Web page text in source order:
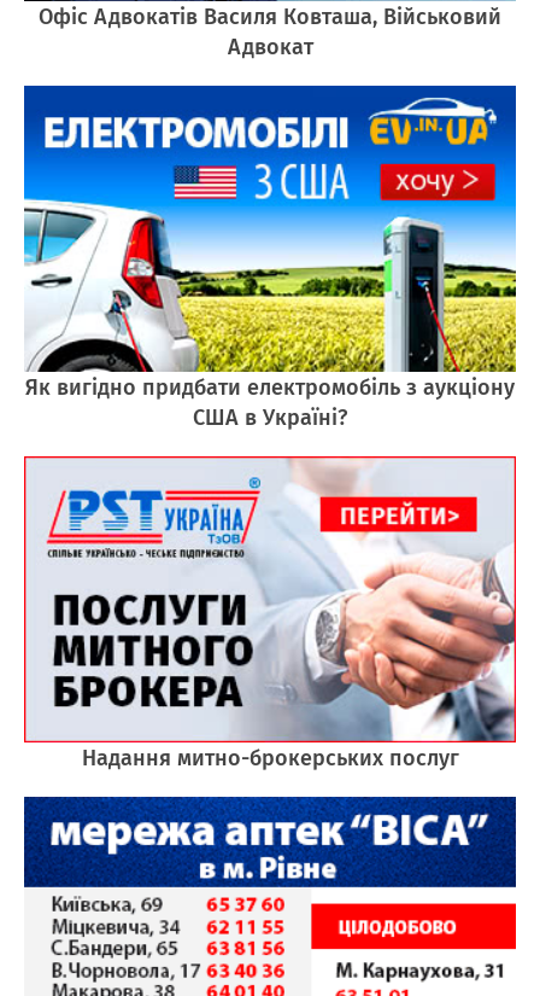
Офіс Адвокатів Василя Ковташа, Військовий
Адвокат
Як вигідно придбати електромобіль з аукціону
США в Україні?
Надання митно-брокерських послуг